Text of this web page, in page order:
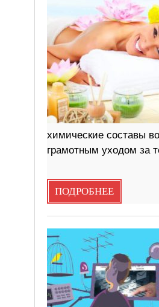
химические составы
грамотным уходом за
ПОДРОБНЕЕ